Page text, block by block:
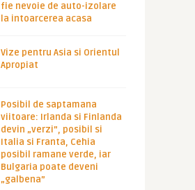
fie nevoie de auto-izolare
la intoarcerea acasa
Vize pentru Asia si Orientul
Apropiat
Posibil de saptamana
viitoare: Irlanda si Finlanda
devin „verzi”, posibil si
Italia si Franta, Cehia
posibil ramane verde, iar
Bulgaria poate deveni
„galbena”